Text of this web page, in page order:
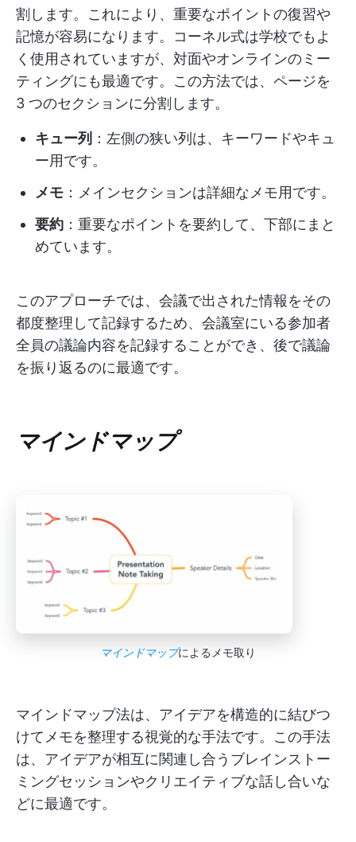
割します。これにより、重要なポイントの復習や
記憶が容易になります。コーネル式は学校でもよ
く使用されていますが、対面やオンラインのミー
ティングにも最適です。この方法では、ページを
3 つのセクションに分割します。
キュー列 ：左側の狭い列は、キーワードやキュ
ー用です。
メモ ：メインセクションは詳細なメモ用です。
要約 ：重要なポイントを要約して、下部にまと
めています。
このアプローチでは、会議で出された情報をその
都度整理して記録するため、会議室にいる参加者
全員の議論内容を記録することができ、後で議論
を振り返るのに最適です。
マインドマップ
マインドマップによるメモ取り
マインドマップ法は、アイデアを構造的に結びつ
けてメモを整理する視覚的な手法です。この手法
は、アイデアが相互に関連し合うブレインストー
ミングセッションやクリエイティブな話し合いな
どに最適です。